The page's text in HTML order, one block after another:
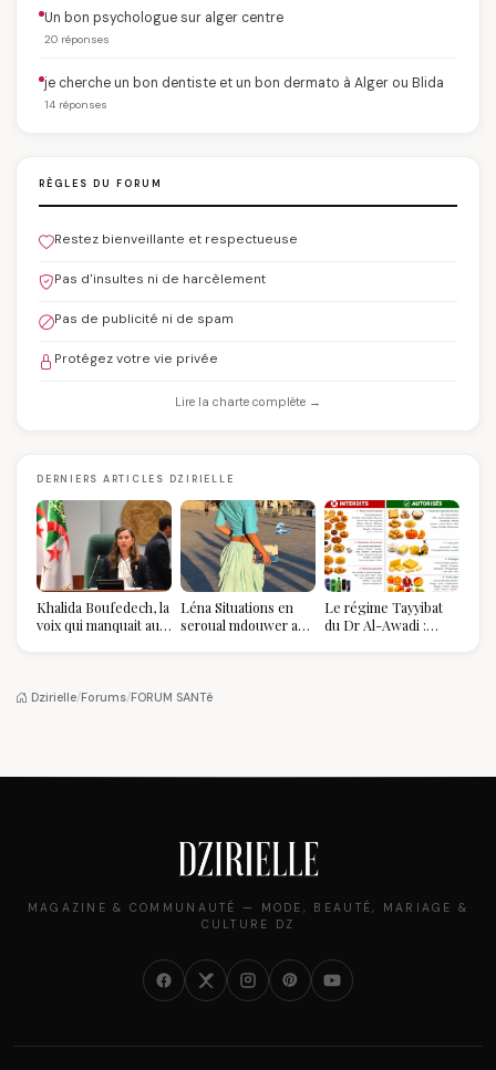
Un bon psychologue sur alger centre
20 réponses
je cherche un bon dentiste et un bon dermato à Alger ou Blida
14 réponses
RÈGLES DU FORUM
Restez bienveillante et respectueuse
Pas d'insultes ni de harcèlement
Pas de publicité ni de spam
Protégez votre vie privée
Lire la charte complète →
DERNIERS ARTICLES DZIRIELLE
Khalida Boufedech, la
voix qui manquait au
Léna Situations en
seroual mdouwer au
pièce mode de l'été
Le régime Tayyibat
du Dr Al-Awadi :
Dzirielle/Forums/FORUM SANTé
MAGAZINE & COMMUNAUTÉ — MODE, BEAUTÉ, MARIAGE &
CULTURE DZ